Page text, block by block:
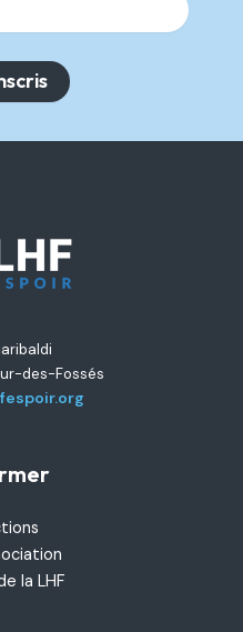
des-Fossés
la LHF